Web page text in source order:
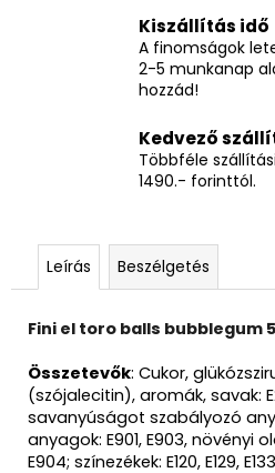
Kiszállítás idő
A finomságok
2-5 munkanap
hozzád!
Kedvező
Többféle
1490.- forinttól.
Leírás Beszélgetés
Fini el toro balls bubblegum
Összetevők: Cukor,
(szójalecitin), aromák, savak:
savanyúságot szabályozó
anyagok: E901, E903, növényi
E904; színezékek: E120, E129,